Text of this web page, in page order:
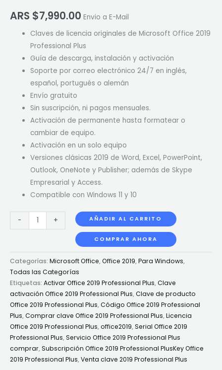
ARS $7,990.00 Envio a E-Mail
Claves de licencia originales de Microsoft Office 2019
Professional Plus
Guía de descarga, instalación y activación
Soporte por correo electrónico 24/7 en inglés,
español, portugués o alemán
Envío gratuito
Sin suscripción, ni pagos mensuales.
Activación de permanente hasta formatear o
cambiar de equipo.
Activación en un solo equipo
Versiones clásicas 2019 de Word, Excel, PowerPoint,
Outlook, OneNote y Publisher; además de Skype
Empresarial y Access.
Compatible con Windows 11 y 10
- + AÑADIR AL CARRITO
COMPRAR AHORA
Categorías: Microsoft Office,Office 2019,Para Windows,
Todas las Categorías
Etiquetas: Activar Office 2019 Professional Plus,Clave
activación Office 2019 Professional Plus,Clave de producto
Office 2019 Professional Plus,Código Office 2019 Professional
Plus,Comprar clave Office 2019 Professional Plus,Licencia
Office 2019 Professional Plus,office2019,Serial Office 2019
Professional Plus,Servicio Office 2019 Professional Plus
comprar,Subscripción Office 2019 Professional PlusKey Office
2019 Professional Plus,Venta clave 2019 Professional Plus